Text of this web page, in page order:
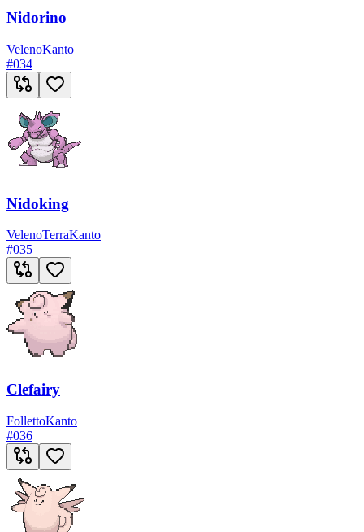
Nidorino
VelenoKanto
#034
Nidoking
VelenoTerraKanto
#035
Clefairy
FollettoKanto
#036